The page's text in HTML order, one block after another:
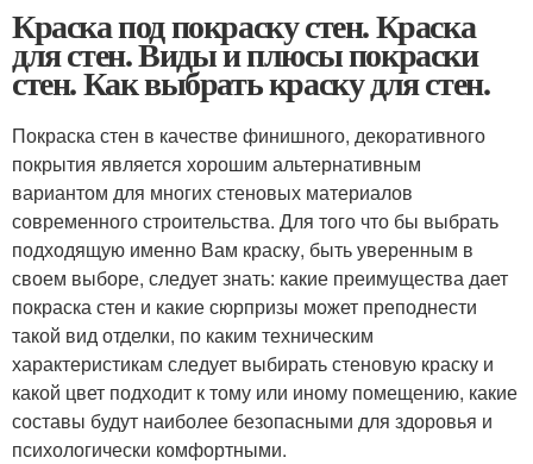
Краска под покраску стен. Краска
для стен. Виды и плюсы покраски
стен. Как выбрать краску для стен.
Покраска стен в качестве финишного, декоративного
покрытия является хорошим альтернативным
вариантом для многих стеновых материалов
современного строительства. Для того что бы выбрать
подходящую именно Вам краску, быть уверенным в
своем выборе, следует знать: какие преимущества дает
покраска стен и какие сюрпризы может преподнести
такой вид отделки, по каким техническим
характеристикам следует выбирать стеновую краску и
какой цвет подходит к тому или иному помещению, какие
составы будут наиболее безопасными для здоровья и
психологически комфортными.